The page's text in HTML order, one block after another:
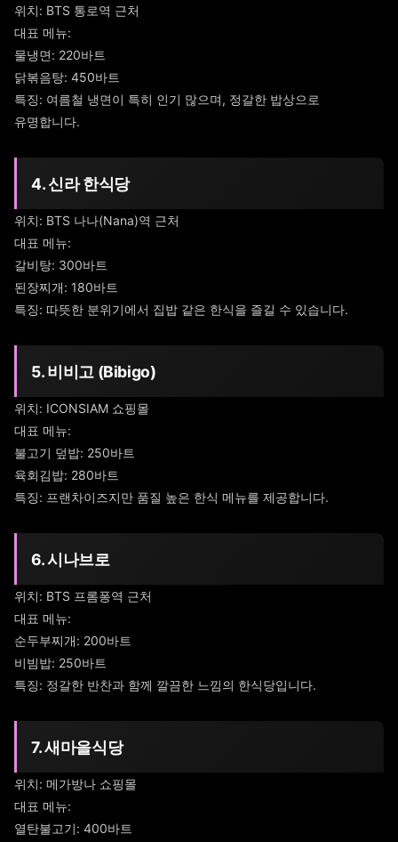
위치: BTS 통로역 근처
대표 메뉴:
물냉면: 220바트
닭볶음탕: 450바트
특징: 여름철 냉면이 특히 인기 많으며, 정갈한 밥상으로
유명합니다.
4. 신라 한식당
위치: BTS 나나(Nana)역 근처
대표 메뉴:
갈비탕: 300바트
된장찌개: 180바트
특징: 따뜻한 분위기에서 집밥 같은 한식을 즐길 수 있습니다.
5. 비비고 (Bibigo)
위치: ICONSIAM 쇼핑몰
대표 메뉴:
불고기 덮밥: 250바트
육회김밥: 280바트
특징: 프랜차이즈지만 품질 높은 한식 메뉴를 제공합니다.
6. 시나브로
위치: BTS 프롬퐁역 근처
대표 메뉴:
순두부찌개: 200바트
비빔밥: 250바트
특징: 정갈한 반찬과 함께 깔끔한 느낌의 한식당입니다.
7. 새마을식당
위치: 메가방나 쇼핑몰
대표 메뉴:
열탄불고기: 400바트